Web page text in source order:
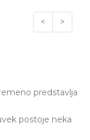
< >
predstavlja
postoje neka